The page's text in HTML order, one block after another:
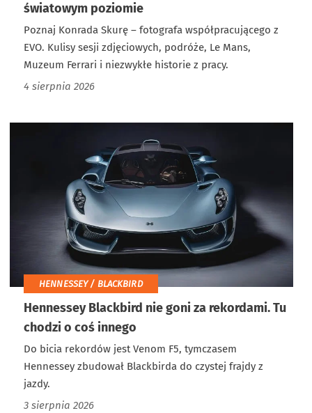
światowym poziomie
Poznaj Konrada Skurę – fotografa współpracującego z
EVO. Kulisy sesji zdjęciowych, podróże, Le Mans,
Muzeum Ferrari i niezwykłe historie z pracy.
4 sierpnia 2026
HENNESSEY / BLACKBIRD
Hennessey Blackbird nie goni za rekordami. Tu
chodzi o coś innego
Do bicia rekordów jest Venom F5, tymczasem
Hennessey zbudował Blackbirda do czystej frajdy z
jazdy.
3 sierpnia 2026